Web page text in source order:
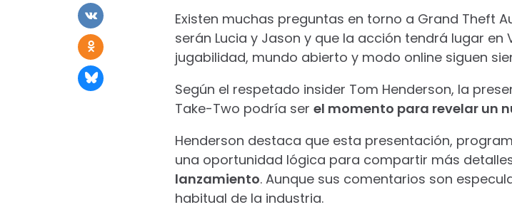
Existen muchas preguntas en torno a Grand Theft
serán Lucia y Jason y que la acción tendrá lugar en
jugabilidad, mundo abierto y modo online siguen
Según el respetado insider Tom Henderson, la
Take-Two podría ser el momento para revelar un
Henderson destaca que esta presentación,
una oportunidad lógica para compartir más
lanzamiento. Aunque sus comentarios son
habitual de la industria.